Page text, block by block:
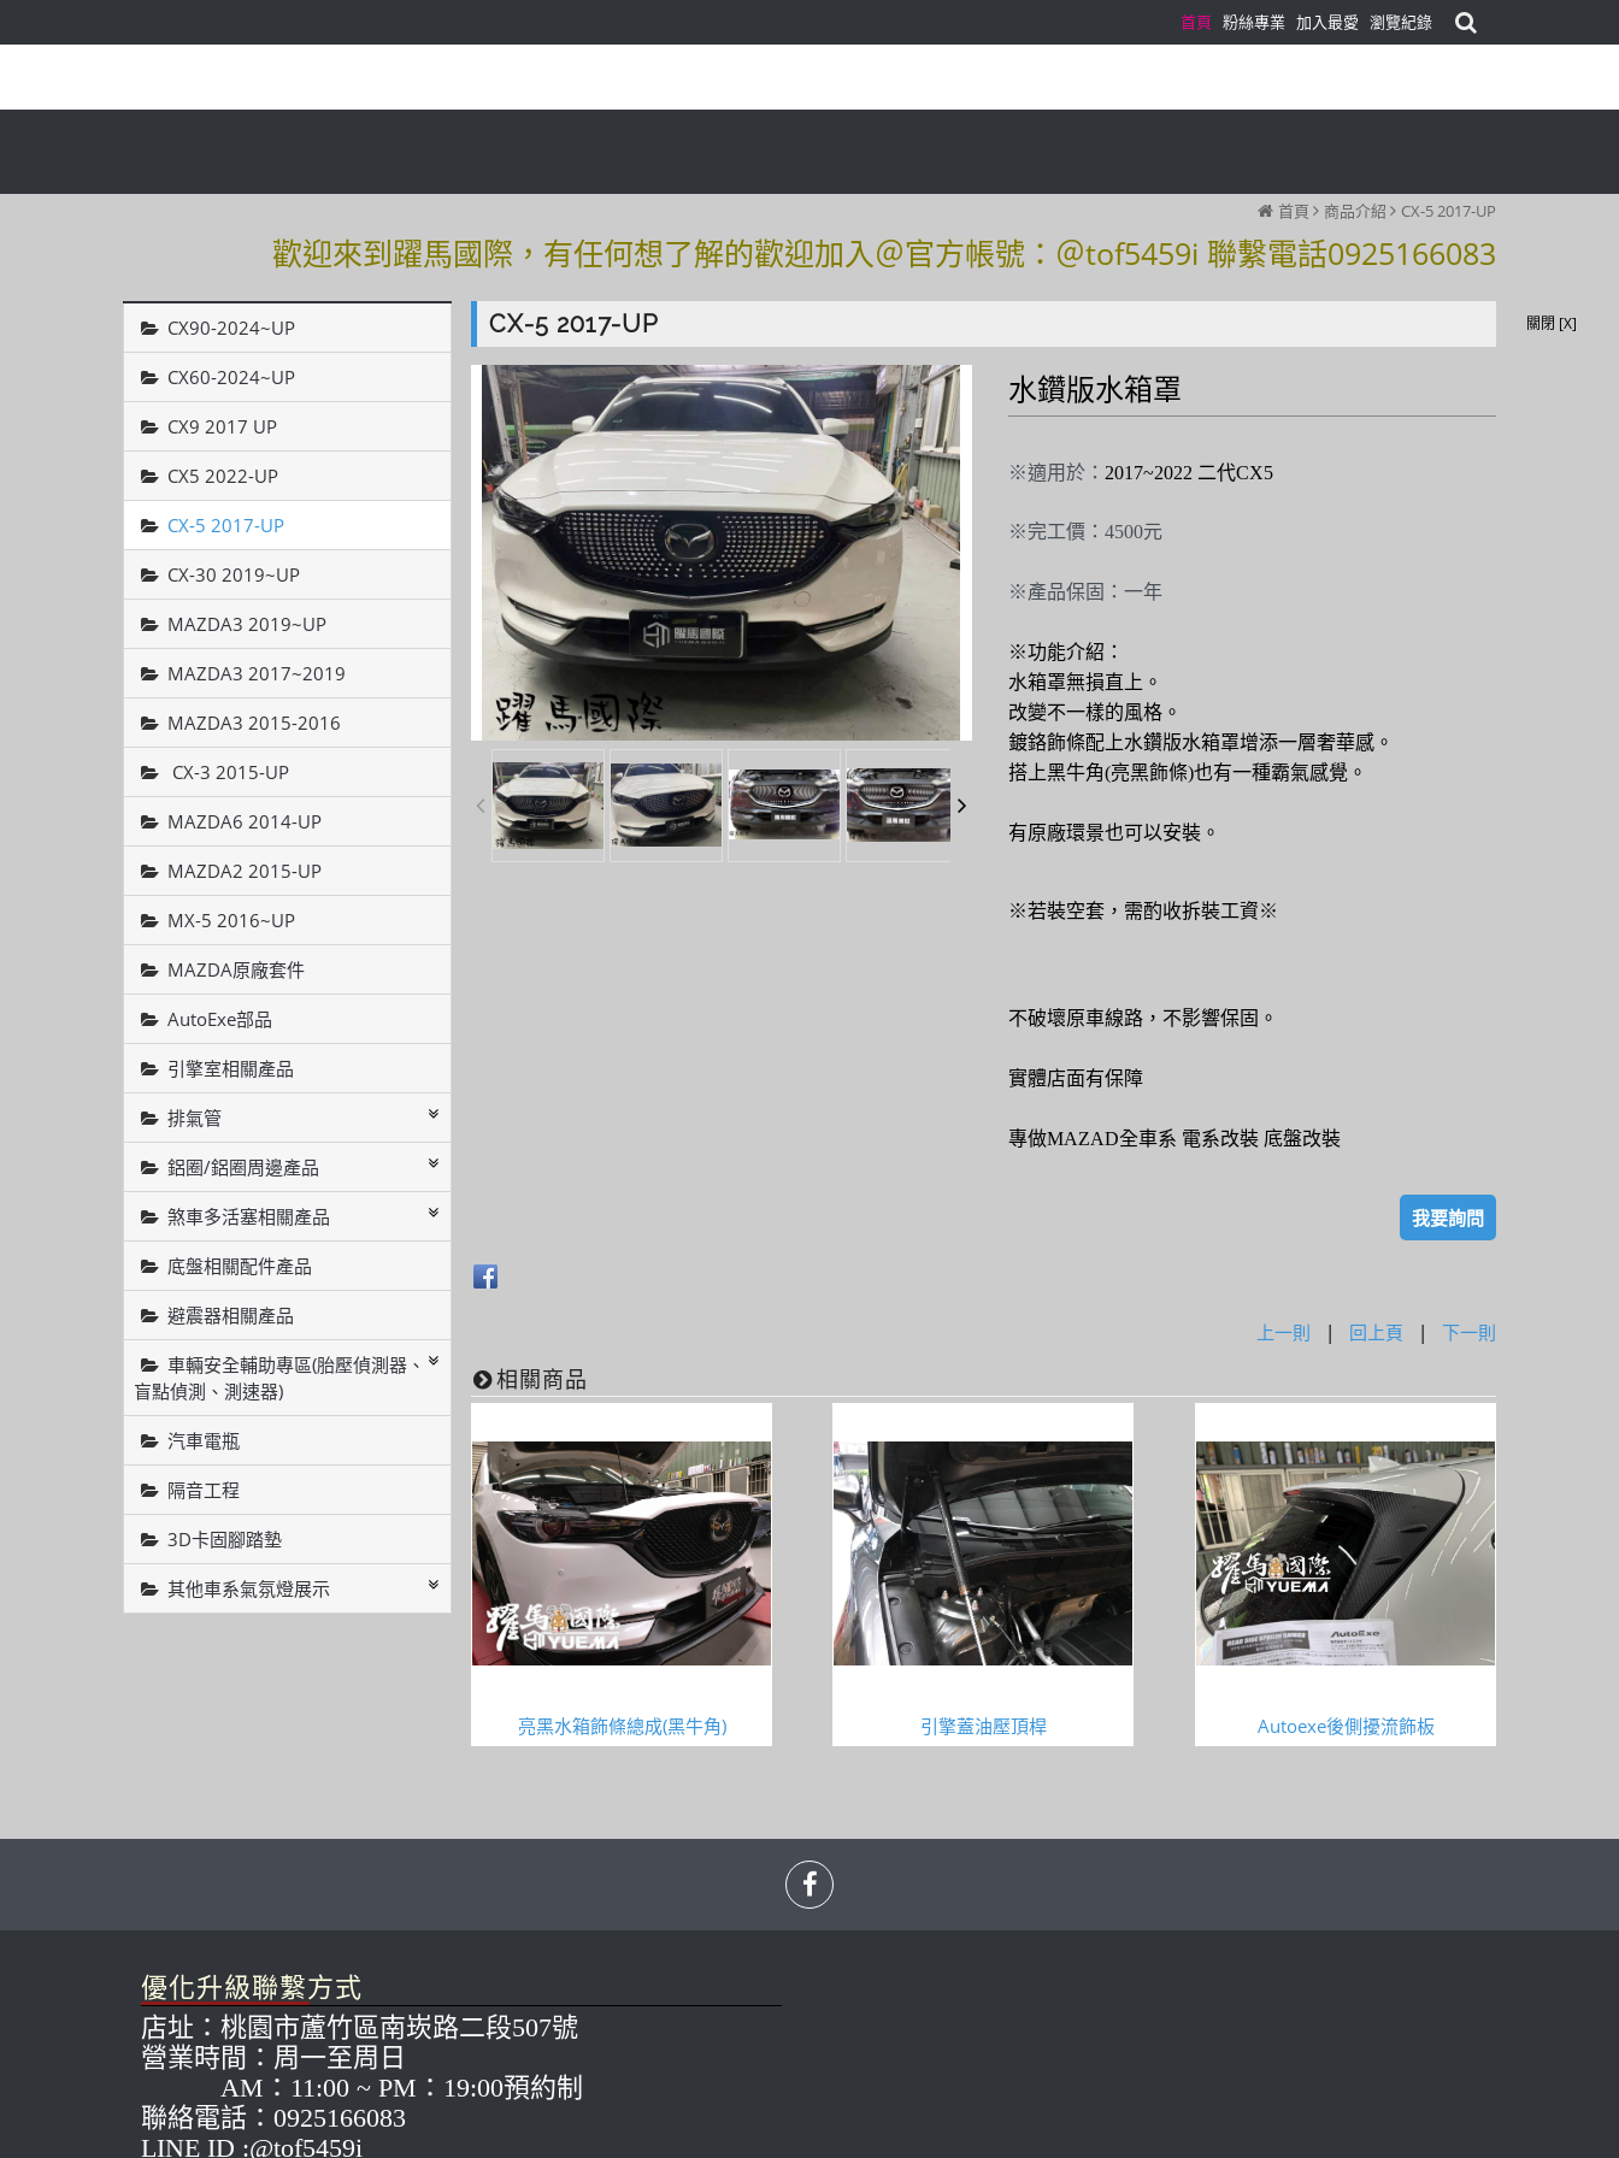
首頁 粉絲專業 加入最愛 瀏覽紀錄
首頁 商品介紹 CX-5 2017-UP
歡迎來到躍馬國際，有任何想了解的歡迎加入＠官方帳號：＠tof5459i 聯繫電話0925166083
歡迎來到躍馬國際，有任何想了解的歡迎加入＠官方帳號：＠tof5459i 聯繫電話0925166083
CX90-2024~UP
CX60-2024~UP
CX9 2017 UP
CX5 2022-UP
CX-5 2017-UP
CX-30 2019~UP
MAZDA3 2019~UP
MAZDA3 2017~2019
MAZDA3 2015-2016
CX-3 2015-UP
MAZDA6 2014-UP
MAZDA2 2015-UP
MX-5 2016~UP
MAZDA原廠套件
AutoExe部品
引擎室相關產品
排氣管
鋁圈/鋁圈周邊產品
煞車多活塞相關產品
底盤相關配件產品
避震器相關產品
車輛安全輔助專區(胎壓偵測器、
盲點偵測、測速器)
汽車電瓶
隔音工程
3D卡固腳踏墊
其他車系氣氛燈展示
CX-5 2017-UP
水鑽版水箱罩
※適用於： 2017~2022 二代CX5
※完工價：4500元
※產品保固：一年
※功能介紹：
水箱罩無損直上。
改變不一樣的風格。
鍍鉻飾條配上水鑽版水箱罩增添一層奢華感。
搭上黑牛角(亮黑飾條)也有一種霸氣感覺。
有原廠環景也可以安裝。
※若裝空套，需酌收拆裝工資※
不破壞原車線路，不影響保固。
實體店面有保障
專做MAZAD全車系 電系改裝 底盤改裝
我要詢問
上一則 | 回上頁 | 下一則
相關商品
亮黑水箱飾條總成(黑牛角) 引擎蓋油壓頂桿 Autoexe後側擾流飾板
優化升級聯繫方式
店址：桃園市蘆竹區南崁路二段507號
營業時間：周一至周日
AM：11:00 ~ PM：19:00預約制
聯絡電話：0925166083
LINE ID :@tof5459i
關閉 [X]